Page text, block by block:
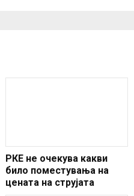
РКЕ не очекува какви
било поместувања на
цената на струјата